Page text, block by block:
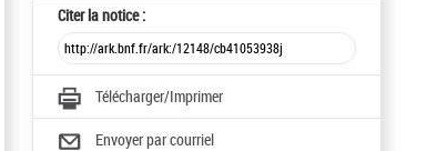
Citerla notice :
Télécharger/Imprimer
Envoyer par courriel